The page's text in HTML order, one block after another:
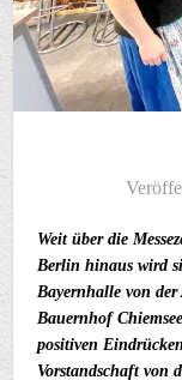
Weit über die
Berlin hinaus wird
Bayernhalle von
Bauernhof
positiven
Vorstandschaft von